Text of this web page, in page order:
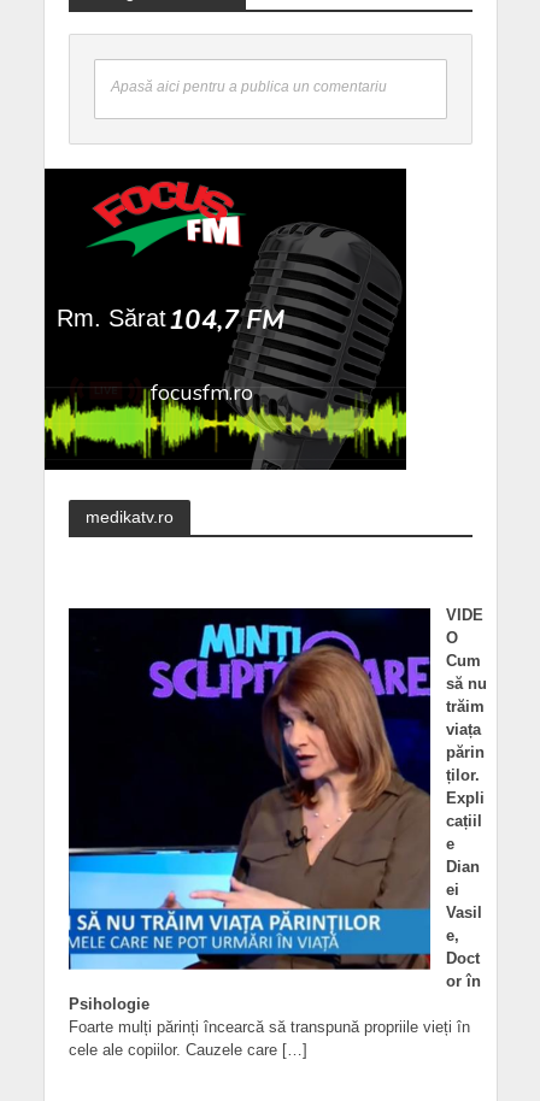
Apasă aici pentru a publica un comentariu
medikatv.ro
VIDE
O
Cum
să nu
trăim
viața
părin
ților.
Expli
cațiil
e
Dian
ei
Vasil
e,
Doct
or în
Psihologie
Foarte mulți părinți încearcă să transpună propriile vieți în
cele ale copiilor. Cauzele care […]